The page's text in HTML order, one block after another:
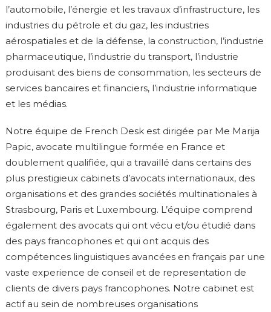
l’automobile, l’énergie et les travaux d’infrastructure, les
industries du pétrole et du gaz, les industries
aérospatiales et de la défense, la construction, l’industrie
pharmaceutique, l’industrie du transport, l’industrie
produisant des biens de consommation, les secteurs de
services bancaires et financiers, l’industrie informatique
et les médias.
Notre équipe de French Desk est dirigée par Me Marija
Papic, avocate multilingue formée en France et
doublement qualifiée, qui a travaillé dans certains des
plus prestigieux cabinets d’avocats internationaux, des
organisations et des grandes sociétés multinationales à
Strasbourg, Paris et Luxembourg. L’équipe comprend
également des avocats qui ont vécu et/ou étudié dans
des pays francophones et qui ont acquis des
compétences linguistiques avancées en français par une
vaste experience de conseil et de representation de
clients de divers pays francophones. Notre cabinet est
actif au sein de nombreuses organisations